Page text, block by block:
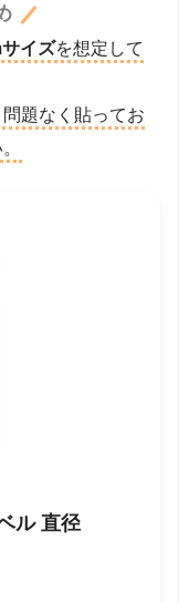
イズを想定して
題なく貼ってお
ル 直径